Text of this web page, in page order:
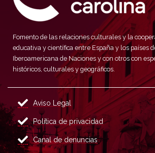
Fomento de las relaciones culturales y la
educativa y científica entre España y los países
Iberoamericana de Naciones y con otros con
históricos, culturales y geográficos.
Aviso Legal
Política de privacidad
Canal de denuncias